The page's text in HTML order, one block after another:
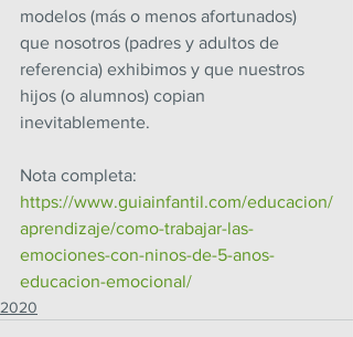
modelos (más o menos afortunados)
que nosotros (padres y adultos de
referencia) exhibimos y que nuestros
hijos (o alumnos) copian
inevitablemente.
Nota completa:
https://www.guiainfantil.com/educacion/
aprendizaje/como-trabajar-las-
emociones-con-ninos-de-5-anos-
educacion-emocional/
2020